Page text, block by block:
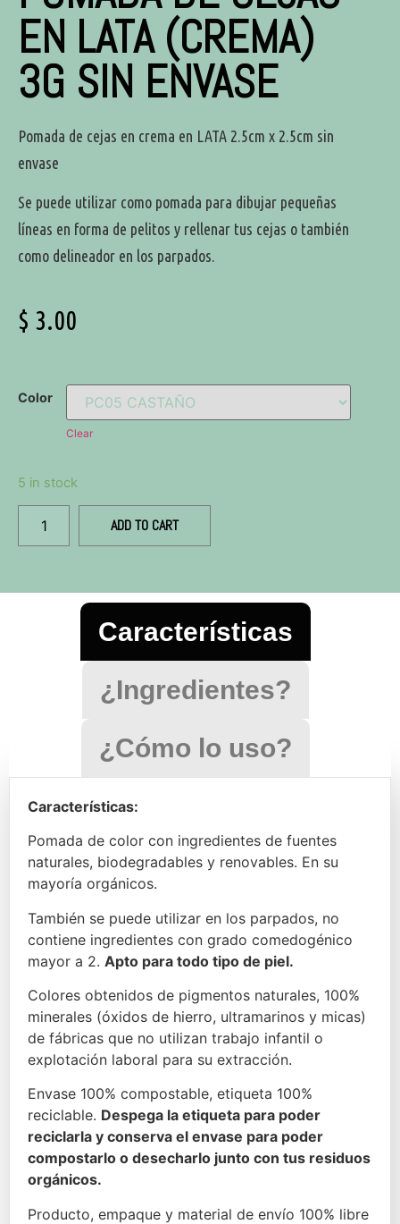
EN LATA (CREMA)
3G SIN ENVASE
Pomada de cejas en crema en LATA 2.5cm x 2.5cm sin
envase
Se puede utilizar como pomada para dibujar pequeñas
líneas en forma de pelitos y rellenar tus cejas o también
como delineador en los parpados.
$ 3.00
Color
Clear
5 in stock
ADD TO CART
Características
¿Ingredientes?
¿Cómo lo uso?
Características:
Pomada de color con ingredientes de fuentes
naturales, biodegradables y renovables. En su
mayoría orgánicos.
También se puede utilizar en los parpados, no
contiene ingredientes con grado comedogénico
mayor a 2. Apto para todo tipo de piel.
Colores obtenidos de pigmentos naturales, 100%
minerales (óxidos de hierro, ultramarinos y micas)
de fábricas que no utilizan trabajo infantil o
explotación laboral para su extracción.
Envase 100% compostable, etiqueta 100%
reciclable. Despega la etiqueta para poder
reciclarla y conserva el envase para poder
compostarlo o desecharlo junto con tus residuos
orgánicos.
Producto, empaque y material de envío 100% libre
Ingredientes: Coco caprylate, Aceite de Ricino,
magnesio, oxidos de hierro, vitamina E.
INCI:Coco caprylate
myristate,iron oxides,tocopherol.
Con una brocha angular toma un poco de
dibujaras cada pelito en el mismo sentido de
crecimiento, repite este paso según qué tan
cargado o intenso quieres que se vea el color ya
que es construible, mientras más producto pongas
más oscuro se hace el color. Difumina con el
cepillo del otro extremo para lograr un acabado
sella la pomada con polvos traslucidos o sombras
de un color similar. También puedes utilizarlo en
los parpados como delineador pero siempre sella
con sombra.